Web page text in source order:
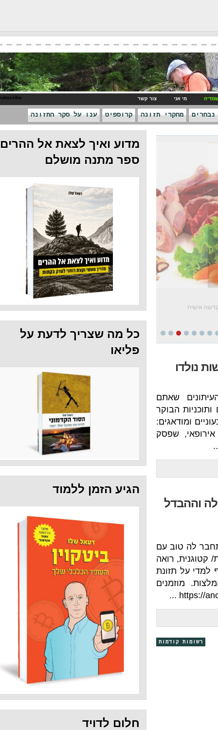
צור קשר
תזונה קרוספיט ענו על סקר התזונה
שאתם
שפסק
עם
רואה
מדוע ואיך לצאת אל ההרים -
ספר מתנה מושלם
כל מה שצריך לדעת על
הגיע הזמן ללמוד
חלום לדויד